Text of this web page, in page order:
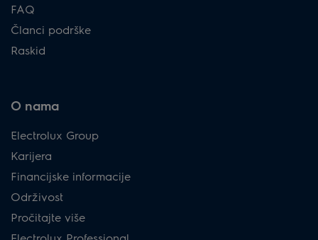
FAQ
Članci podrške
Raskid
O nama
Electrolux Group
Karijera
Financijske informacije
Održivost
Pročitajte više